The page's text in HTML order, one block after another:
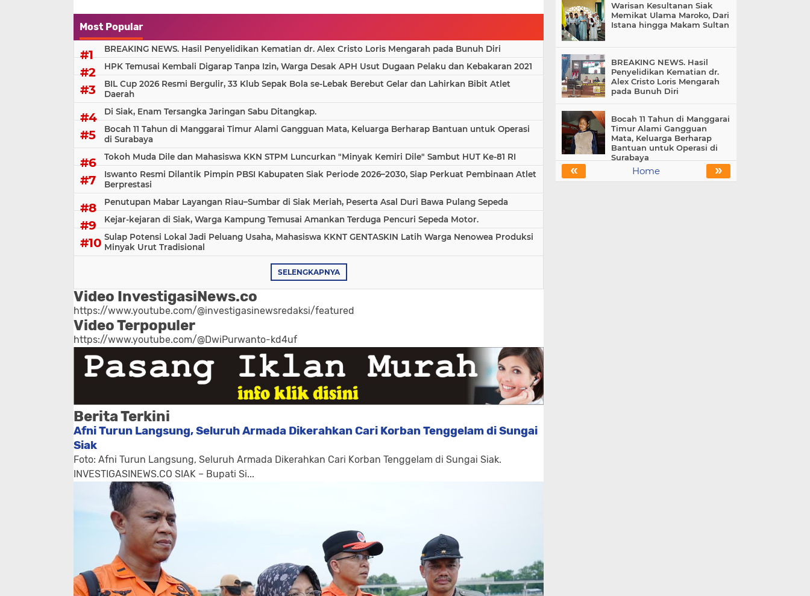
Most Popular
BREAKING NEWS. Hasil Penyelidikan Kematian dr. Alex Cristo Loris Mengarah pada Bunuh Diri
HPK Temusai Kembali Digarap Tanpa Izin, Warga Desak APH Usut Dugaan Pelaku dan Kebakaran 2021
BIL Cup 2026 Resmi Bergulir, 33 Klub Sepak Bola se-Lebak Berebut Gelar dan Lahirkan Bibit Atlet
Daerah
Di Siak, Enam Tersangka Jaringan Sabu Ditangkap.
Bocah 11 Tahun di Manggarai Timur Alami Gangguan Mata, Keluarga Berharap Bantuan untuk Operasi
di Surabaya
Tokoh Muda Dile dan Mahasiswa KKN STPM Luncurkan "Minyak Kemiri Dile" Sambut HUT Ke-81 RI
Iswanto Resmi Dilantik Pimpin PBSI Kabupaten Siak Periode 2026–2030, Siap Perkuat Pembinaan Atlet
Berprestasi
Penutupan Mabar Layangan Riau–Sumbar di Siak Meriah, Peserta Asal Duri Bawa Pulang Sepeda
Kejar-kejaran di Siak, Warga Kampung Temusai Amankan Terduga Pencuri Sepeda Motor.
Sulap Potensi Lokal Jadi Peluang Usaha, Mahasiswa KKNT GENTASKIN Latih Warga Nenowea Produksi
Minyak Urut Tradisional
SELENGKAPNYA
Video InvestigasiNews.co
https://www.youtube.com/@investigasinewsredaksi/featured
Video Terpopuler
https://www.youtube.com/@DwiPurwanto-kd4uf
Berita Terkini
Afni Turun Langsung, Seluruh Armada Dikerahkan Cari Korban Tenggelam di Sungai
Siak
Foto: Afni Turun Langsung, Seluruh Armada Dikerahkan Cari Korban Tenggelam di Sungai Siak.
INVESTIGASINEWS.CO SIAK – Bupati Si...
Warisan Kesultanan Siak
Memikat Ulama Maroko, Dari
Istana hingga Makam Sultan
BREAKING NEWS. Hasil
Penyelidikan Kematian dr.
Alex Cristo Loris Mengarah
pada Bunuh Diri
Bocah 11 Tahun di Manggarai
Timur Alami Gangguan
Mata, Keluarga Berharap
Bantuan untuk Operasi di
Surabaya
« »
Home